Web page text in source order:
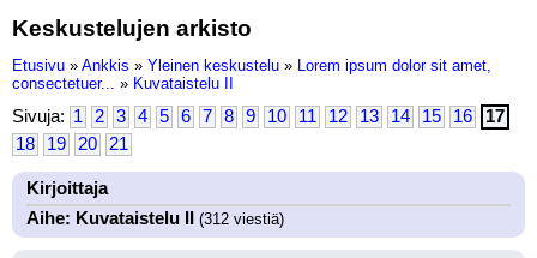
Keskustelujen arkisto
Etusivu » Ankkis » Yleinen keskustelu » Lorem ipsum dolor sit amet,
consectetuer... » Kuvataistelu II
Sivuja: 1 2 3 4 5 6 7 8 9 10 11 12 13 14 15 16
17
18
19 20 21
Kirjoittaja
Aihe: Kuvataistelu II
(312 viestiä)